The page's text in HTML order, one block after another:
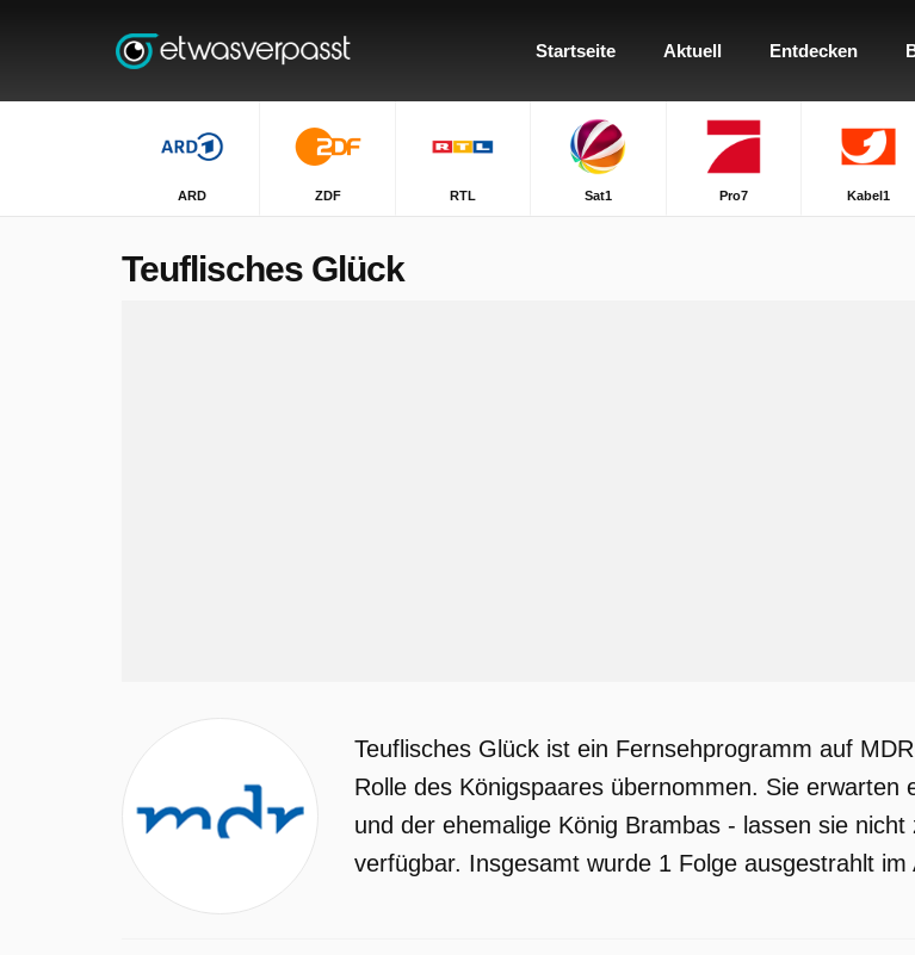
Startseite Aktuell Entdecken
ARD ZDF RTL Sat1 Pro7 Kabel1
Teuflisches Glück
Teuflisches Glück ist ein Fernsehprogramm auf
Rolle des Königspaares übernommen. Sie
und der ehemalige König Brambas - lassen sie
verfügbar. Insgesamt wurde 1 Folge ausgestrahlt im